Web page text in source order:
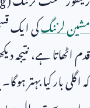
مشین لرننگکی ایک
قدم اٹھاتا ہے، نتیجہ
کہ اگلی بار کیا بہتر